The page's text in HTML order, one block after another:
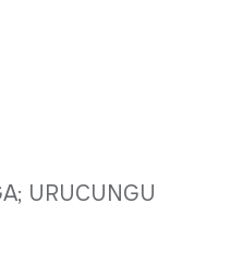
URUCUNGU